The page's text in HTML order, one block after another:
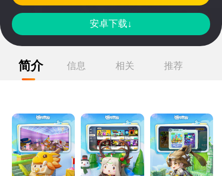
安卓下载↓
简介 信息 相关 推荐